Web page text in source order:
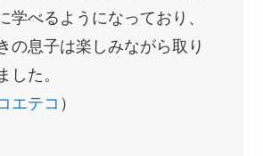
学べるようになっており、
の息子は楽しみながら取り
した。
エテコ ）